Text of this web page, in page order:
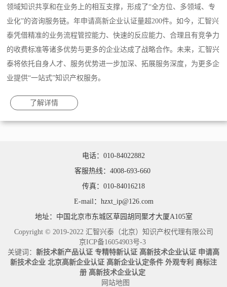
领域知识共享和在业务上的相互支撑，形成了“全方位、多领域、专
业化”的咨询服务链。年申请高新企业认证量超200件。如今，汇智兴
泰凭借精准的业务流程管控能力、快速的反应能力、合理且有竞争力
的收费标准等诸多优势与更多的企业达成了战略合作。未来，汇智兴
泰将依托自身人才、服务优势进一步加深、拓展服务深度，为更多企
业提供“一站式”知识产权服务。
了解详情
电话：010-84022882
客服热线：4008-693-660
传真：010-84016218
E-mail：hzxt_ip@126.com
地址：中国北京市东城区草园胡同聚才大厦A105室
Copyright © 2019-2022 汇智兴泰（北京）知识产权代理有限公司
京ICP备16054903号-3
关键词： 新技术新产品认证 专精特新认证 高新技术企业认证 申请高
新技术企业 北京高新企业认证 高新企业认定条件 外观专利 商标注
册 高新技术企业认定
网站地图